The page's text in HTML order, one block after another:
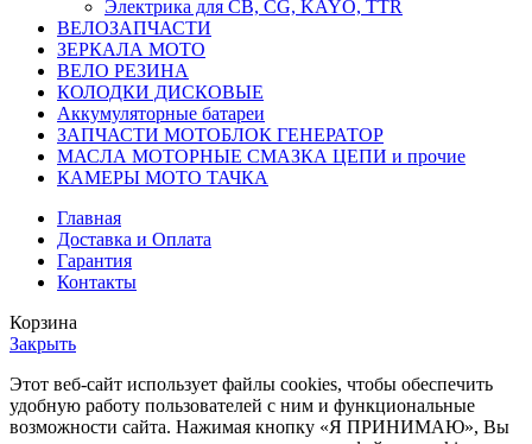
Электрика для CB, CG, KAYO, TTR
ВЕЛОЗАПЧАСТИ
ЗЕРКАЛА МОТО
ВЕЛО РЕЗИНА
КОЛОДКИ ДИСКОВЫЕ
Аккумуляторные батареи
ЗАПЧАСТИ МОТОБЛОК ГЕНЕРАТОР
МАСЛА МОТОРНЫЕ СМАЗКА ЦЕПИ и прочие
КАМЕРЫ МОТО ТАЧКА
Главная
Доставка и Оплата
Гарантия
Контакты
Корзина
Закрыть
Этот веб-сайт использует файлы cookies, чтобы обеспечить
удобную работу пользователей с ним и функциональные
возможности сайта. Нажимая кнопку «Я ПРИНИМАЮ», Вы